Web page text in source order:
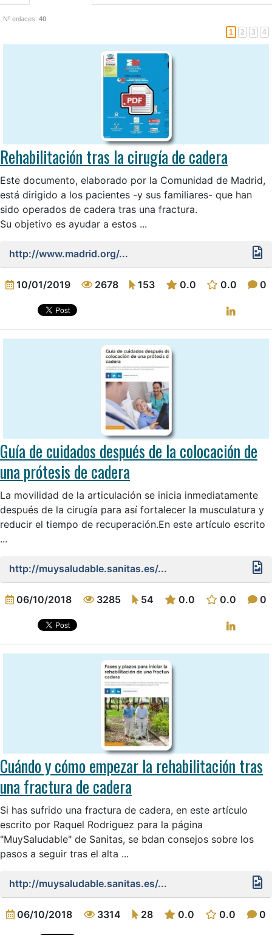
Nº enlaces: 40
1 2 3 4
Rehabilitación tras la cirugía de cadera
Este documento, elaborado por la Comunidad de Madrid,
está dirigido a los pacientes -y sus familiares- que han
sido operados de cadera tras una fractura.
Su objetivo es ayudar a estos ...
http://www.madrid.org/...
10/01/2019 2678 153 0.0 0.0 0
Guía de cuidados después de la colocación de
una prótesis de cadera
La movilidad de la articulación se inicia inmediatamente
después de la cirugía para así fortalecer la musculatura y
reducir el tiempo de recuperación.En este artículo escrito
...
http://muysaludable.sanitas.es/...
06/10/2018 3285 54 0.0 0.0 0
Cuándo y cómo empezar la rehabilitación tras
una fractura de cadera
Si has sufrido una fractura de cadera, en este artículo
escrito por Raquel Rodriguez para la página
"MuySaludable" de Sanitas, se bdan consejos sobre los
pasos a seguir tras el alta ...
http://muysaludable.sanitas.es/...
06/10/2018 3314 28 0.0 0.0 0